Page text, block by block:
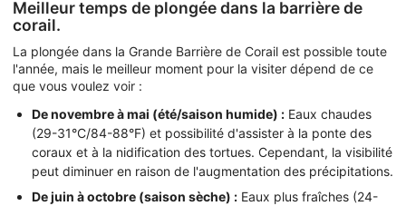
Meilleur temps de plongée dans la barrière de
corail.
La plongée dans la Grande Barrière de Corail est possible toute
l'année, mais le meilleur moment pour la visiter dépend de ce
que vous voulez voir :
De novembre à mai (été/saison humide) : Eaux chaudes
(29-31°C/84-88°F) et possibilité d'assister à la ponte des
coraux et à la nidification des tortues. Cependant, la visibilité
peut diminuer en raison de l'augmentation des précipitations.
De juin à octobre (saison sèche) : Eaux plus fraîches (24-